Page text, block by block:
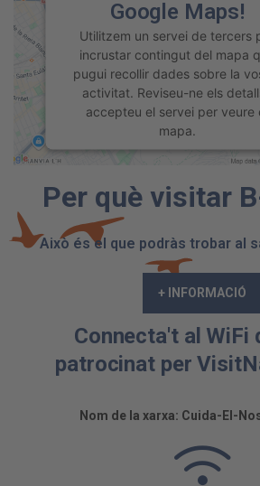
Google Maps!
Utilitzem un servei de tercers
incrustar contingut del mapa
pugui recollir dades sobre la
activitat. Reviseu-ne els
accepteu el servei per veure
mapa.
powered by
Usercentrics
Management Platform
Per què visitar
Això és el que podràs trobar al
+ INFORMACIÓ
Connecta't al WiFi
patrocinat per
Nom de la xarxa: Cuida-El-